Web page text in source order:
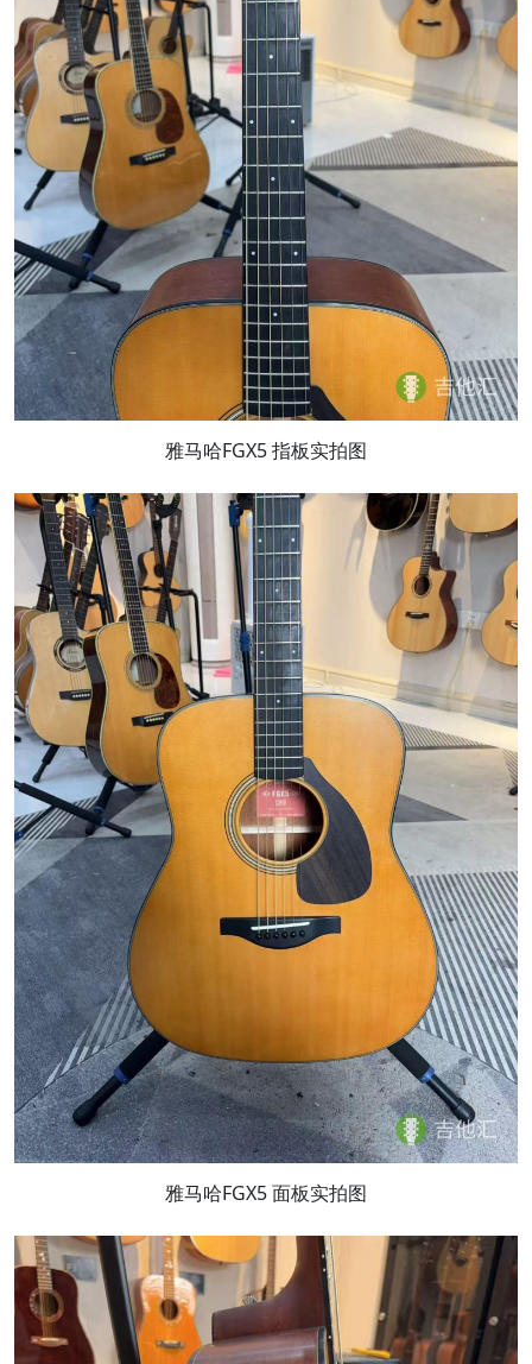
雅马哈FGX5 指板实拍图
雅马哈FGX5 面板实拍图